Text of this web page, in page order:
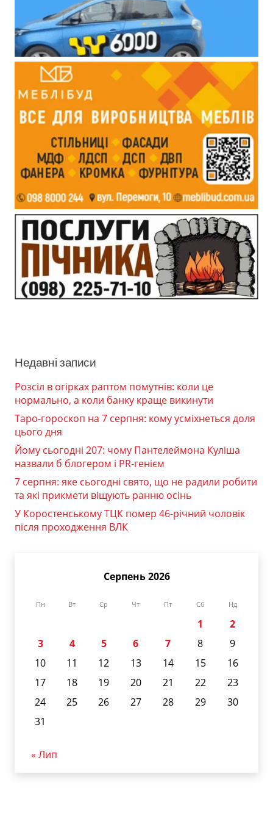
Недавні записи
Розсіл в огірках раптом помутнів: коли це
нормально, а коли банку краще викинути
Таро-гороскоп на 7 серпня: кому усміхнеться доля
цього дня
Йому сьогодні 207: чому Пантелеймона Куліша
назвали б блогером і PR-генієм
7 серпня: яке сьогодні свято, що не радили робити
та які прикмети віщують ранню осінь
У Коростенському ТЦК помер 46-річний чоловік
після проходження ВЛК
Серпень 2026
Пн Вт Ср Чт Пт Сб Нд
1
2
3
4 5 6 7 8
9
10
11 12 13 14 15
16
17
18 19 20 21 22
23
24
25 26 27 28 29
30
31
« Лип